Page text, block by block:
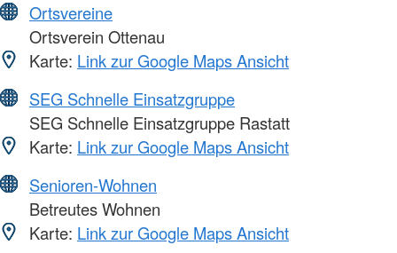
Ortsvereine
Ortsverein Ottenau
Karte: Link zur Google Maps Ansicht
SEG Schnelle Einsatzgruppe
SEG Schnelle Einsatzgruppe Rastatt
Karte: Link zur Google Maps Ansicht
Senioren-Wohnen
Betreutes Wohnen
Karte: Link zur Google Maps Ansicht